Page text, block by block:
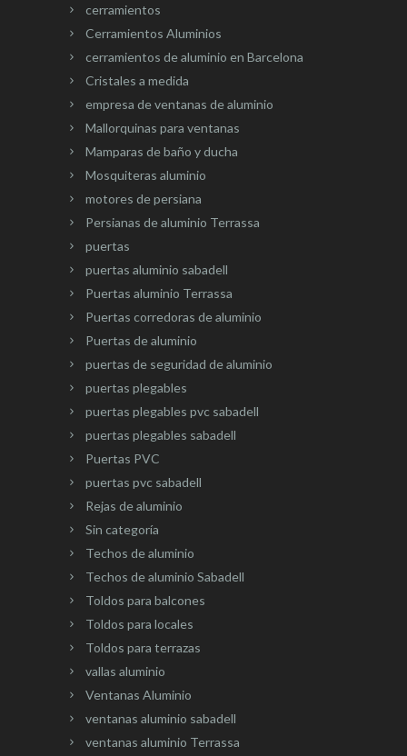
cerramientos
Cerramientos Aluminios
cerramientos de aluminio en Barcelona
Cristales a medida
empresa de ventanas de aluminio
Mallorquinas para ventanas
Mamparas de baño y ducha
Mosquiteras aluminio
motores de persiana
Persianas de aluminio Terrassa
puertas
puertas aluminio sabadell
Puertas aluminio Terrassa
Puertas corredoras de aluminio
Puertas de aluminio
puertas de seguridad de aluminio
puertas plegables
puertas plegables pvc sabadell
puertas plegables sabadell
Puertas PVC
puertas pvc sabadell
Rejas de aluminio
Sin categoría
Techos de aluminio
Techos de aluminio Sabadell
Toldos para balcones
Toldos para locales
Toldos para terrazas
vallas aluminio
Ventanas Aluminio
ventanas aluminio sabadell
ventanas aluminio Terrassa